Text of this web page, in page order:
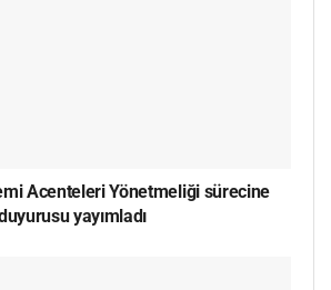
Acenteleri Yönetmeliği sürecine
yayımladı